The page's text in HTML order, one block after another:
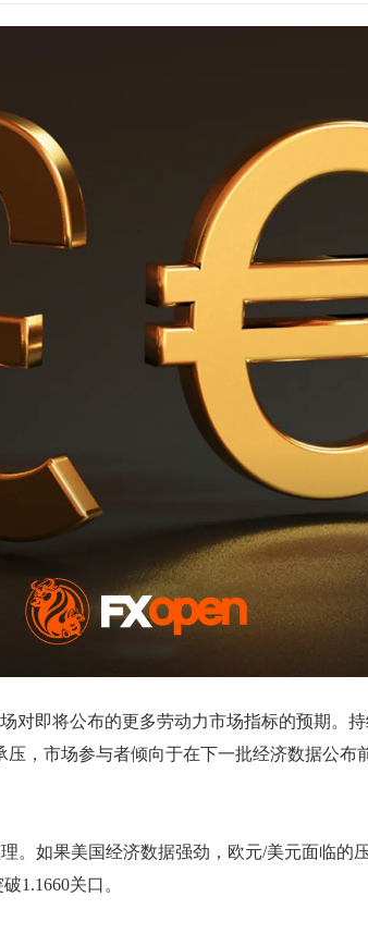
对即将公布的更多劳动力市场指标的预期。
，市场参与者倾向于在下一批经济数据公布
。如果美国经济数据强劲，欧元/美元面临
1.1660关口。